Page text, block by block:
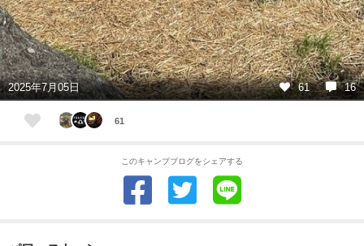
2025年7月05日 61 16
61
このキャンプブログをシェアする